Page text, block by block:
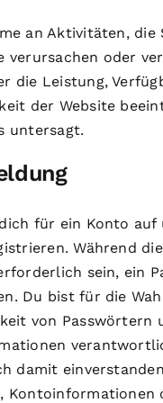
an Aktivitäten, die
verursachen oder
die Leistung,
der Website
untersagt.
für ein Konto auf
Während
sein, ein
Du bist für die
von Passwörtern
damit
Kontoinformationen